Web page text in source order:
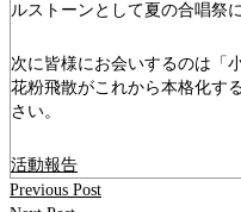
ルストーンとして夏の合唱祭
次に皆様にお会いするのは「
花粉飛散がこれから本格化す
さい。
活動報告
Previous Post